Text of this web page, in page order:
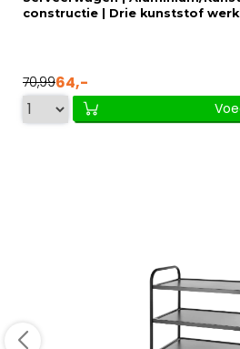
constructie | Drie kunststof
70,9964,-